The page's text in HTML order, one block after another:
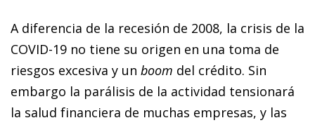
A diferencia de la recesión de 2008, la crisis de la
COVID-19 no tiene su origen en una toma de
riesgos excesiva y un boom del crédito. Sin
embargo la parálisis de la actividad tensionará
la salud fi­­nan­­ciera de muchas empresas, y las